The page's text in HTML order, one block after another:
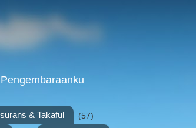
& Takaful (57)